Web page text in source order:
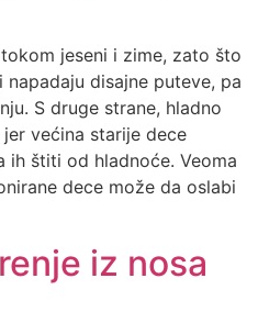
jeseni i zime, zato što
disajne puteve, pa
S druge strane, hladno
većina starije dece
ih štiti od hladnoće. Veoma
dece može da oslabi
iz nosa